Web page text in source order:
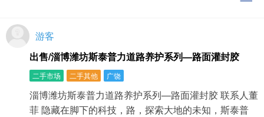
游客
出售/淄博潍坊斯泰普力道路养护系列—路面灌封胶
二手市场 二手其他 广饶
淄博潍坊斯泰普力道路养护系列—路面灌封胶 联系人董
菲 隐藏在脚下的科技，路，探索大地的未知，斯泰普